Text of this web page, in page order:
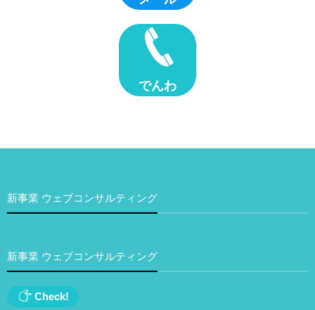
でんわ
新事業 ウェブコンサルティング
新事業 ウェブコンサルティング
Check!